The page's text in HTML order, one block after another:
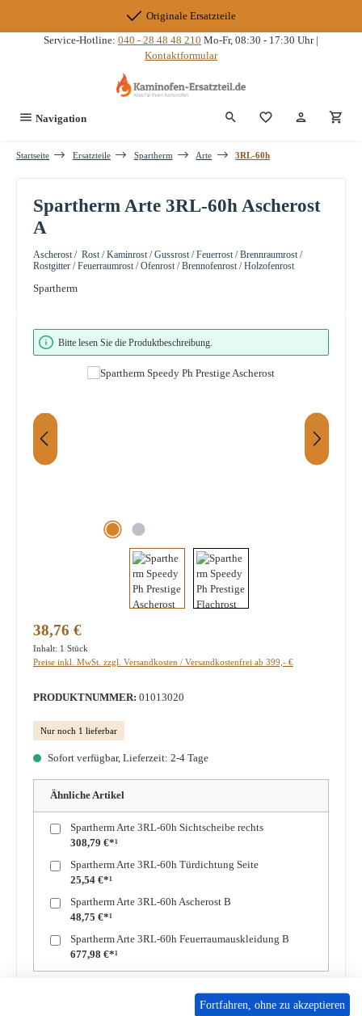
Originale Ersatzteile
Service-Hotline: 040 - 28 48 48 210 Mo-Fr, 08:30 - 17:30 Uhr |
Kontaktformular
Navigation Du hast 0
Startseite Ersatzteile Spartherm Arte 3RL-60h
Spartherm Arte 3RL-60h Ascherost
A
Ascherost / Rost / Kaminrost / Gussrost / Feuerrost / Brennraumrost /
Rostgitter / Feuerraumrost / Ofenrost / Brennofenrost / Holzofenrost
Spartherm
Bildergalerie überspringen
Bitte lesen Sie die Produktbeschreibung.
Regulärer Preis:
38,76 €
Inhalt: 1 Stück
Preise inkl. MwSt. zzgl. Versandkosten / Versandkostenfrei ab 399,- €
PRODUKTNUMMER: 01013020
Nur noch 1 lieferbar
Sofort verfügbar, Lieferzeit: 2-4 Tage
Ähnliche Artikel
Spartherm Arte 3RL-60h Sichtscheibe rechts
308,79 €*¹
Spartherm Arte 3RL-60h Türdichtung Seite
25,54 €*¹
Spartherm Arte 3RL-60h Ascherost B
48,75 €*¹
Spartherm Arte 3RL-60h Feuerraumauskleidung B
677,98 €*¹
In den Warenkorb
Fortfahren, ohne zu akzeptieren